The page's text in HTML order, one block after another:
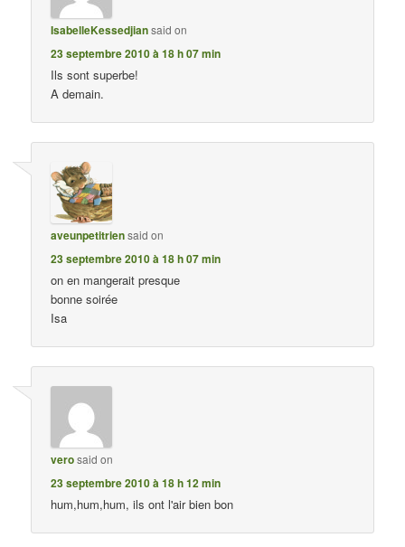
IsabelleKessedjiansaid on
23 septembre 2010 à 18 h 07 min
Ils sont superbe!
A demain.
aveunpetitriensaid on
23 septembre 2010 à 18 h 07 min
on en mangerait presque
bonne soirée
Isa
verosaid on
23 septembre 2010 à 18 h 12 min
hum,hum,hum, ils ont l'air bien bon